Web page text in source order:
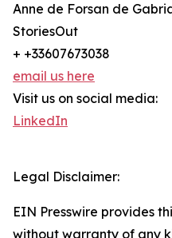
Anne de Forsan de
StoriesOut
+ +33607673038
email us here
Visit us on social media:
LinkedIn
Legal Disclaimer:
EIN Presswire provides
without warranty of any